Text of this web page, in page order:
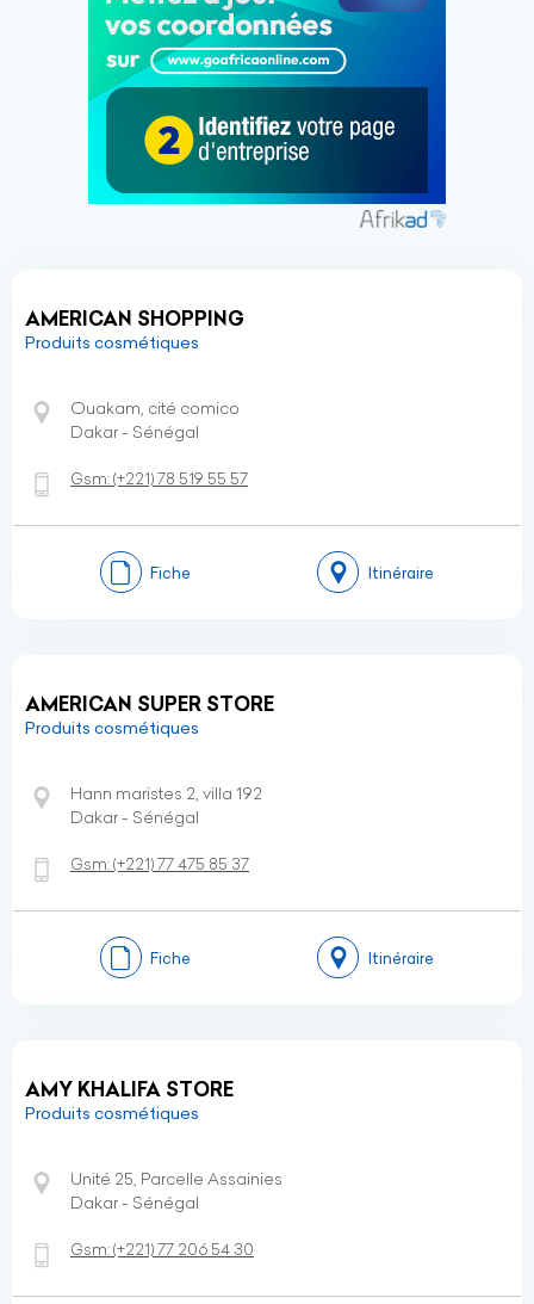
AMERICAN SHOPPING
Produits cosmétiques
Ouakam, cité comico
Dakar - Sénégal
Gsm:(+221)78 519 55 57
Fiche Itinéraire
AMERICAN SUPER STORE
Produits cosmétiques
Hann maristes 2, villa 192
Dakar - Sénégal
Gsm:(+221)77 475 85 37
Fiche Itinéraire
AMY KHALIFA STORE
Produits cosmétiques
Unité 25, Parcelle Assainies
Dakar - Sénégal
Gsm:(+221)77 206 54 30